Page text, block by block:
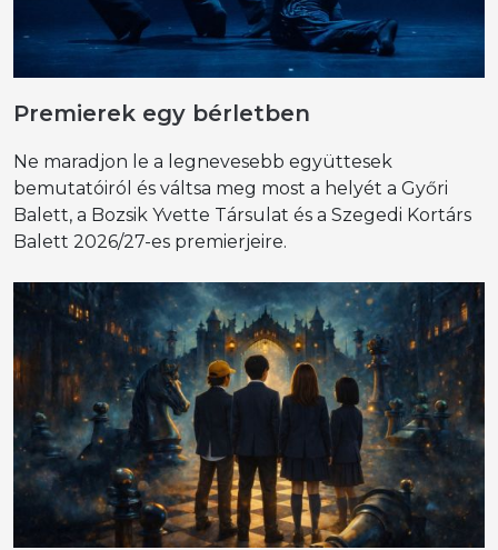
Premierek egy bérletben
Ne maradjon le a legnevesebb együttesek
bemutatóiról és váltsa meg most a helyét a Győri
Balett, a Bozsik Yvette Társulat és a Szegedi Kortárs
Balett 2026/27-es premierjeire.